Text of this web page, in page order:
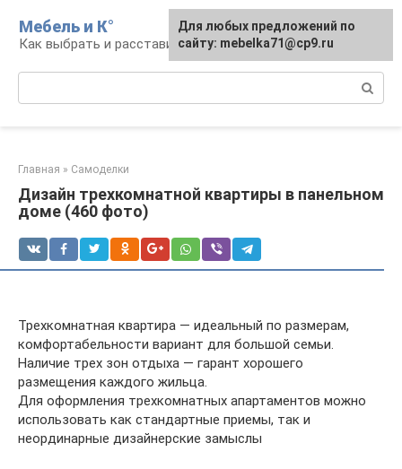
контенту
Мебель и К°
Как выбрать и расставить мебель
Главная » Самоделки
Дизайн трехкомнатной квартиры в панельном
доме (460 фото)
Трехкомнатная квартира — идеальный по размерам,
комфортабельности вариант для большой семьи.
Наличие трех зон отдыха — гарант хорошего
размещения каждого жильца.
Для оформления трехкомнатных апартаментов можно
использовать как стандартные приемы, так и
неординарные дизайнерские замыслы
Для любых предложений по
сайту: mebelka71@cp9.ru